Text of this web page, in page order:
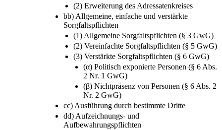
(2) Erweiterung des Adressatenkreises
bb) Allgemeine, einfache und verstärkte
Sorgfaltspflichten
(1) Allgemeine Sorgfaltspflichten (§ 3 GwG)
(2) Vereinfachte Sorgfaltspflichten (§ 5 GwG)
(3) Verstärkte Sorgfaltspflichten (§ 6 GwG)
(α) Politisch exponierte Personen (§ 6 Abs.
2 Nr. 1 GwG)
(β) Nichtpräsenz von Personen (§ 6 Abs. 2
Nr. 2 GwG)
cc) Ausführung durch bestimmte Dritte
dd) Aufzeichnungs- und
Aufbewahrungspflichten